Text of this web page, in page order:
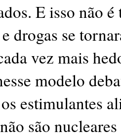
E isso não
drogas se
vez mais
modelo
estimulantes
são